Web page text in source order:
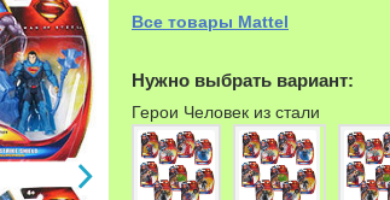
Все товары Mattel
Нужно выбрать вариант:
Герои Человек из стали